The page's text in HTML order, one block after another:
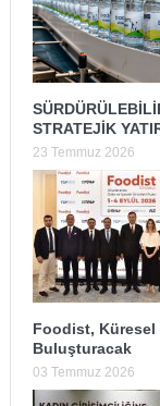
STRATEJİK
23 Temmuz 2026
Foodist, Küresel
Buluşturacak
03 Temmuz 2026